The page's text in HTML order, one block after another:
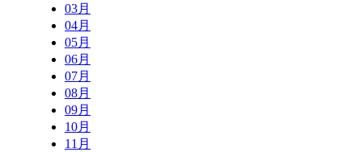
03月
04月
05月
06月
07月
08月
09月
10月
11月